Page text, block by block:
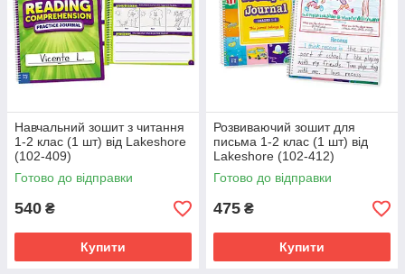
Навчальний зошит з читання
1-2 клас (1 шт) від Lakeshore
(102-409)
Готово до відправки
540 ₴
Купити
Розвиваючий зошит для
письма 1-2 клас (1 шт) від
Lakeshore (102-412)
Готово до відправки
475 ₴
Купити